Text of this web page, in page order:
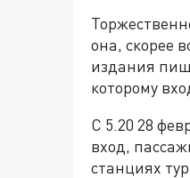
она, скорее
издания
которому
С 5.20 28
вход,
станциях